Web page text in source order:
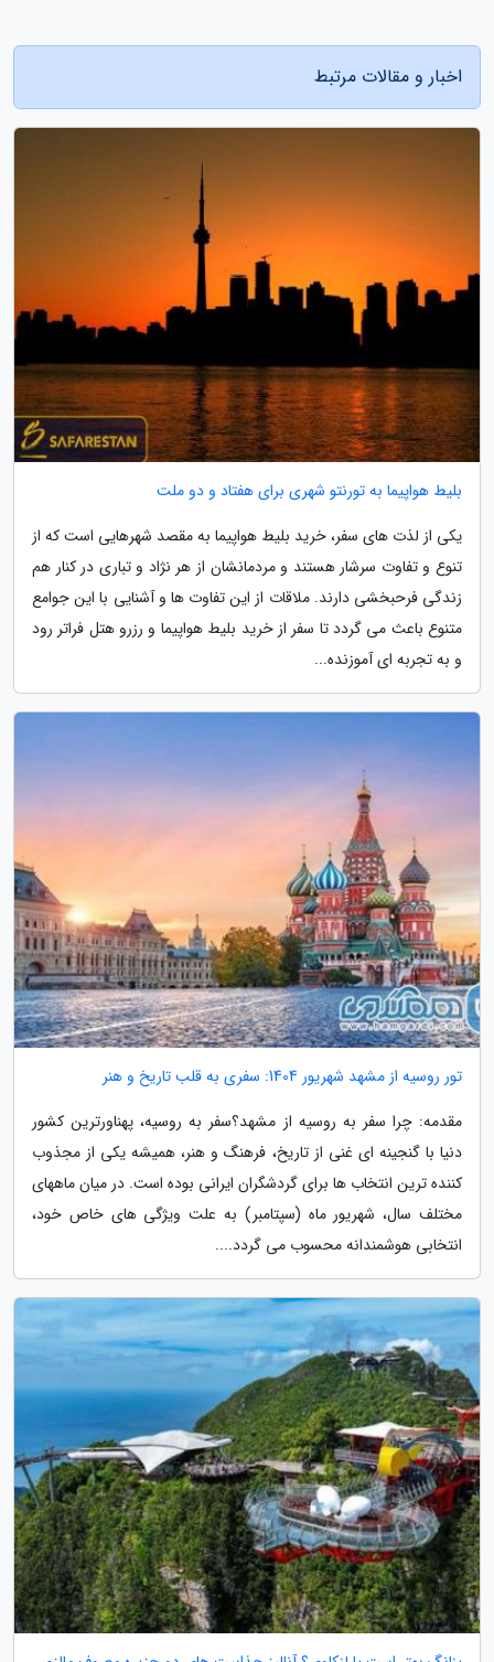
اخبار و مقالات مرتبط
بلیط هواپیما به تورنتو شهری برای هفتاد و دو ملت
یکی از لذت های سفر، خرید بلیط هواپیما به مقصد شهرهایی است که از
تنوع و تفاوت سرشار هستند و مردمانشان از هر نژاد و تباری در کنار هم
زندگی فرحبخشی دارند. ملاقات از این تفاوت ها و آشنایی با این جوامع
متنوع باعث می گردد تا سفر از خرید بلیط هواپیما و رزرو هتل فراتر رود
و به تجربه ای آموزنده...
تور روسیه از مشهد شهریور 1404: سفری به قلب تاریخ و هنر
مقدمه: چرا سفر به روسیه از مشهد؟سفر به روسیه، پهناورترین کشور
دنیا با گنجینه ای غنی از تاریخ، فرهنگ و هنر، همیشه یکی از مجذوب
کننده ترین انتخاب ها برای گردشگران ایرانی بوده است. در میان ماههای
مختلف سال، شهریور ماه (سپتامبر) به علت ویژگی های خاص خود،
انتخابی هوشمندانه محسوب می گردد....